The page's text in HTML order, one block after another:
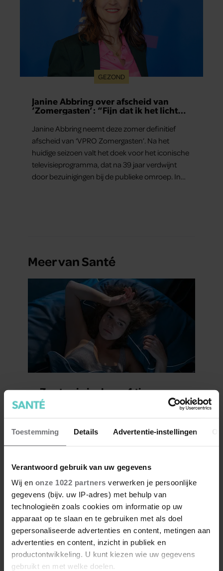
Toestemming Details Advertentie-instellingen
Verantwoord gebruik van uw gegevens
Wij en onze 1022 partners verwerken je persoonlijke
gegevens (bijv. uw IP-adres) met behulp van
technologieën zoals cookies om informatie op uw
apparaat op te slaan en te gebruiken met als doel
gepersonaliseerde advertenties en content, metingen aan
advertenties en content, inzicht in publiek en
productontwikkeling. U kunt kiezen wie uw gegevens
gebruikt en met welke doelen.
GEZOND
Janine Abbring over afscheid van
‘Zomergasten’: “Fijn dat ik het licht
Janine Abbring neemt deze zomer definitief
afscheid van ‘VPRO Zomergasten’. Na het
huidige seizoen valt het doek voor het iconische
televisieprogramma, dat na 39 jaar verdwijnt
door bezuinigingen bij de publieke omroep. In
Meer van Santé
Zweten in je slaap: 4 tips om er
iets aan te doen
Kombucha: hoe gezond is dat
eigenlijk?